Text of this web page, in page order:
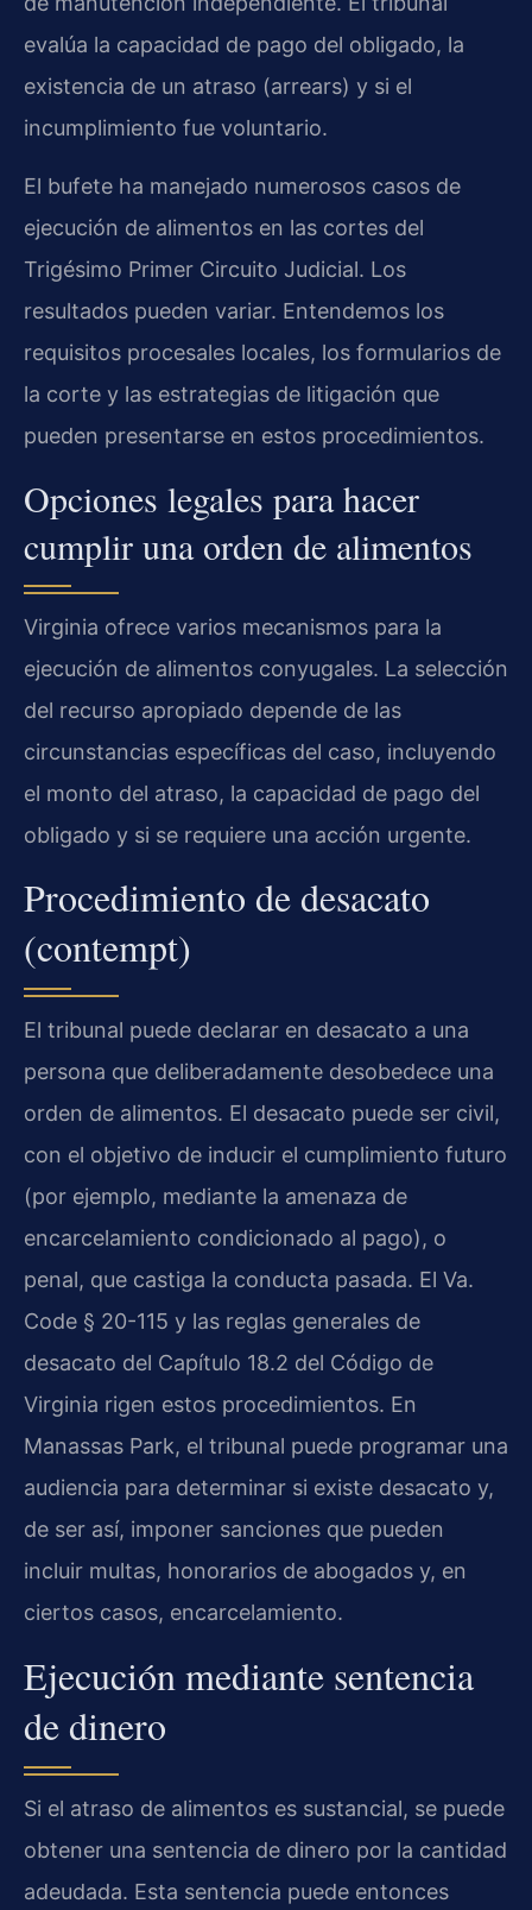
evalúa la capacidad de pago del obligado, la
existencia de un atraso (arrears) y si el
incumplimiento fue voluntario.
El bufete ha manejado numerosos casos de
ejecución de alimentos en las cortes del
Trigésimo Primer Circuito Judicial. Los
resultados pueden variar. Entendemos los
requisitos procesales locales, los formularios de
la corte y las estrategias de litigación que
pueden presentarse en estos procedimientos.
Opciones legales para hacer
cumplir una orden de alimentos
Virginia ofrece varios mecanismos para la
ejecución de alimentos conyugales. La selección
del recurso apropiado depende de las
circunstancias específicas del caso, incluyendo
el monto del atraso, la capacidad de pago del
obligado y si se requiere una acción urgente.
Procedimiento de desacato
(contempt)
El tribunal puede declarar en desacato a una
persona que deliberadamente desobedece una
orden de alimentos. El desacato puede ser civil,
con el objetivo de inducir el cumplimiento futuro
(por ejemplo, mediante la amenaza de
encarcelamiento condicionado al pago), o
penal, que castiga la conducta pasada. El Va.
Code § 20-115 y las reglas generales de
desacato del Capítulo 18.2 del Código de
Virginia rigen estos procedimientos. En
Manassas Park, el tribunal puede programar una
audiencia para determinar si existe desacato y,
de ser así, imponer sanciones que pueden
incluir multas, honorarios de abogados y, en
ciertos casos, encarcelamiento.
Ejecución mediante sentencia
de dinero
Si el atraso de alimentos es sustancial, se puede
obtener una sentencia de dinero por la cantidad
adeudada. Esta sentencia puede entonces